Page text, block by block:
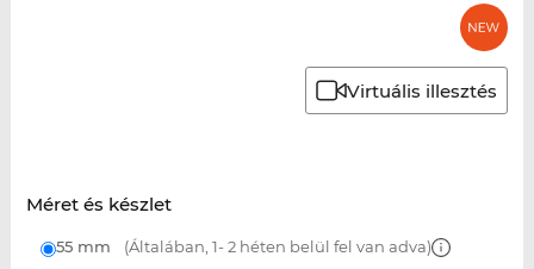
Virtuális illesztés
Méret és készlet
55 mm (Általában, 1- 2 héten belül fel van adva)